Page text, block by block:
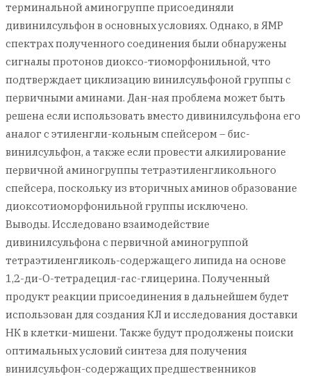
терминальной аминогруппе присоединяли
дивинилсульфон в основных условиях. Однако, в ЯМР
спектрах полученного соединения были обнаружены
сигналы протонов диоксо-тиоморфонильной, что
подтверждает циклизацию винилсульфоной группы с
первичными аминами. Дан-ная проблема может быть
решена если использовать вместо дивинилсульфона его
аналог с этиленгли-кольным спейсером – бис-
винилсульфон, а также если провести алкилирование
первичной аминогруппы тетраэтиленгликольного
спейсера, поскольку из вторичных аминов образование
диоксотиоморфонильной группы исключено.
Выводы. Исследовано взаимодействие
дивинилсульфона с первичной аминогруппой
тетраэтиленгликоль-содержащего липида на основе
1,2-ди-О-тетрадецил-rac-глицерина. Полученный
продукт реакции присоединения в дальнейшем будет
использован для создания КЛ и исследования доставки
НК в клетки-мишени. Также будут продолжены поиски
оптимальных условий синтеза для получения
винилсульфон-содержащих предшественников